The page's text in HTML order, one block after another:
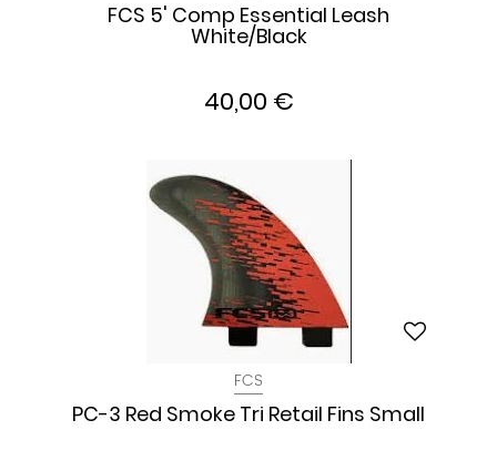
FCS 5' Comp Essential Leash
White/Black
40,00 €
FCS
PC-3 Red Smoke Tri Retail Fins Small